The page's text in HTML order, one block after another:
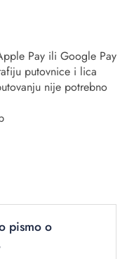
Pay ili Google Pay
putovnice i lica
nije potrebno
pismo o